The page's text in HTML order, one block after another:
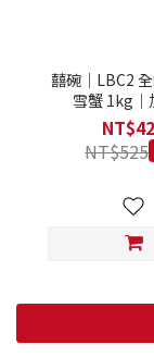
囍碗｜LBC2
雪蟹 1kg｜
Loveabowl 天
公斤 成貓 無
NT$525